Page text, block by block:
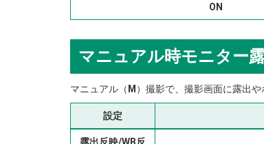
ON
マニュアル時モニター
マニュアル（ M ）撮影で、撮影画面に露出
設定